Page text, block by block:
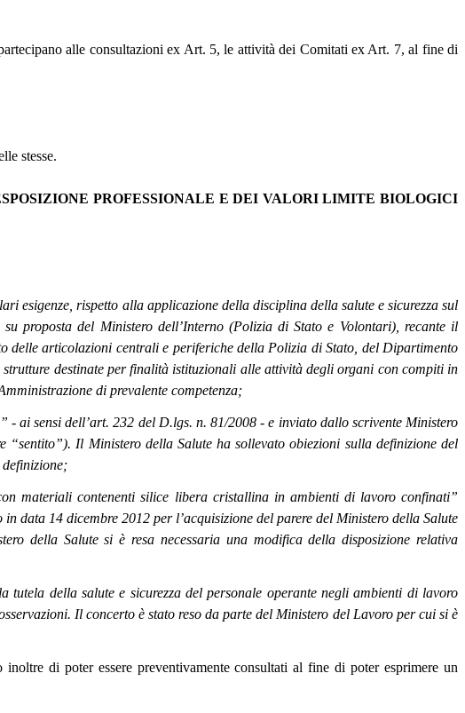
alle consultazioni ex Art. 5, le attività dei Comitati ex Art. 7, al fine di
stesse.
PROFESSIONALE E DEI VALORI LIMITE BIOLOGICI
esigenze, rispetto alla applicazione della disciplina della salute e sicurezza sul
proposta del Ministero dell’Interno (Polizia di Stato e Volontari), recante il
delle articolazioni centrali e periferiche della Polizia di Stato, del Dipartimento
destinate per finalità istituzionali alle attività degli organi con compiti in
di prevalente competenza;
ai sensi dell’art. 232 del D.lgs. n. 81/2008 - e inviato dallo scrivente Ministero
“sentito”). Il Ministero della Salute ha sollevato obiezioni sulla definizione del
materiali contenenti silice libera cristallina in ambienti di lavoro confinati”
data 14 dicembre 2012 per l’acquisizione del parere del Ministero della Salute
della Salute si è resa necessaria una modifica della disposizione relativa
tutela della salute e sicurezza del personale operante negli ambienti di lavoro
Il concerto è stato reso da parte del Ministero del Lavoro per cui si è
di poter essere preventivamente consultati al fine di poter esprimere un